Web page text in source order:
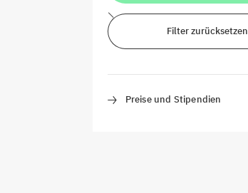
Filter zurücksetzen
Preise und Stipendien